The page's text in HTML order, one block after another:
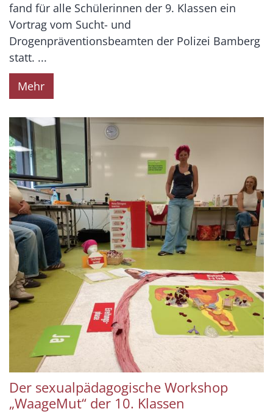
fand für alle Schülerinnen der 9. Klassen ein
Vortrag vom Sucht- und
Drogenpräventionsbeamten der Polizei Bamberg
statt. ...
Mehr
Der sexualpädagogische Workshop
„WaageMut“ der 10. Klassen